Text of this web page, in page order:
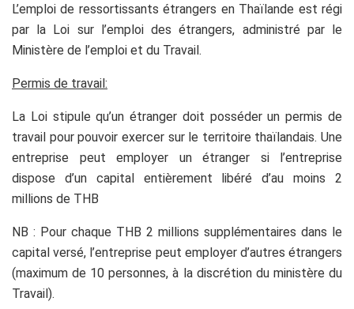
L’emploi de ressortissants étrangers en Thaïlande est régi
par la Loi sur l’emploi des étrangers, administré par le
Ministère de l’emploi et du Travail.
Permis de travail:
La Loi stipule qu’un étranger doit posséder un permis de
travail pour pouvoir exercer sur le territoire thaïlandais. Une
entreprise peut employer un étranger si l’entreprise
dispose d’un capital entièrement libéré d’au moins 2
millions de THB
NB : Pour chaque THB 2 millions supplémentaires dans le
capital versé, l’entreprise peut employer d’autres étrangers
(maximum de 10 personnes, à la discrétion du ministère du
Travail).